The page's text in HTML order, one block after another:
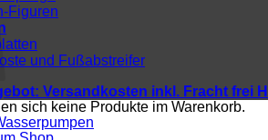
sich keine Produkte im Warenkorb.
Figuren
und Fußabstreifer
Versandkosten inkl. Fracht frei